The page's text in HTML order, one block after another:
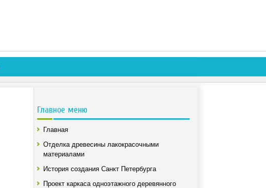
Главное меню
Главная
Отделка древесины лакокрасочными
материалами
История создания Санкт Петербурга
Проект каркаса одноэтажного деревянного